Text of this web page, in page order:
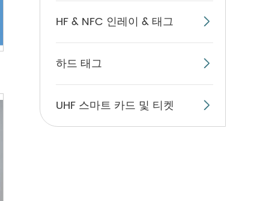
HF & NFC 인레이 & 태그 
하드 태그 
UHF 스마트 카드 및 티켓 